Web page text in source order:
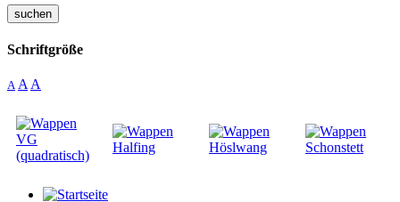
suchen
Schriftgröße
A A A